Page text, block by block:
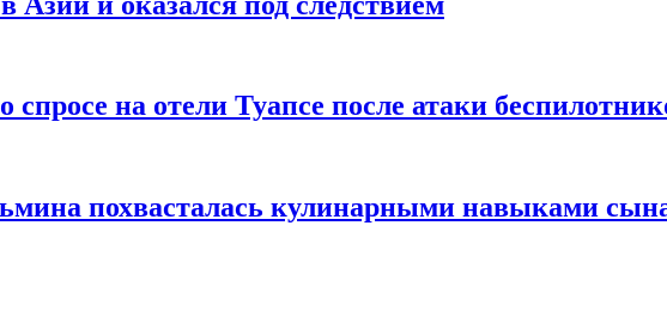
спросе на отели Туапсе после атаки
похвасталась кулинарными навыками